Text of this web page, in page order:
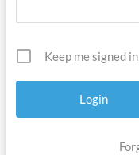
Keep me signed in